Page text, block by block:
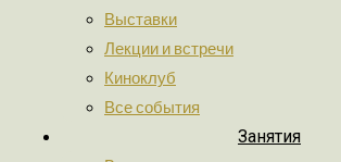
Выставки
Лекции и встречи
Киноклуб
Все события
Занятия